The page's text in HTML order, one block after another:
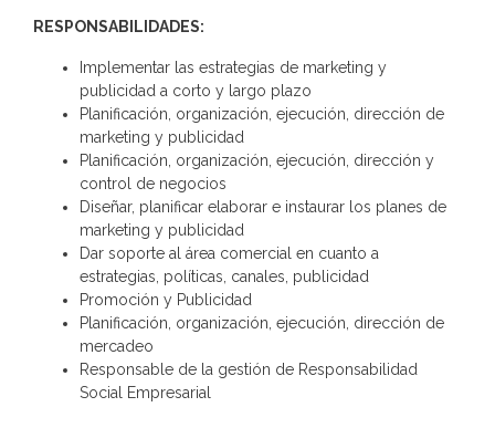
RESPONSABILIDADES:
Implementar las estrategias de marketing y
publicidad a corto y largo plazo
Planificación, organización, ejecución, dirección de
marketing y publicidad
Planificación, organización, ejecución, dirección y
control de negocios
Diseñar, planificar elaborar e instaurar los planes de
marketing y publicidad
Dar soporte al área comercial en cuanto a
estrategias, políticas, canales, publicidad
Promoción y Publicidad
Planificación, organización, ejecución, dirección de
mercadeo
Responsable de la gestión de Responsabilidad
Social Empresarial